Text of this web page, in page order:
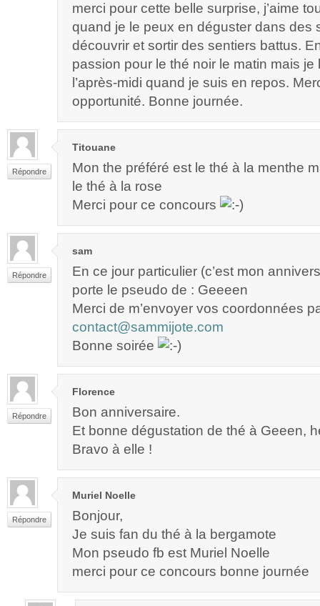
merci pour cette belle surprise, j’aime
quand je le peux en déguster dans des
découvrir et sortir des sentiers battus.
passion pour le thé noir le matin mais je
l’après-midi quand je suis en repos.
opportunité. Bonne journée.
Répondre
Titouane
Mon the préféré est le thé à la menthe
le thé à la rose
Merci pour ce concours
Répondre
sam
En ce jour particulier (c’est mon
porte le pseudo de : Geeeen
Merci de m’envoyer vos coordonnées
contact@sammijote.com
Bonne soirée
Répondre
Florence
Bon anniversaire.
Et bonne dégustation de thé à Geeen,
Bravo à elle !
Répondre
Muriel Noelle
Bonjour,
Je suis fan du thé à la bergamote
Mon pseudo fb est Muriel Noelle
merci pour ce concours bonne journée